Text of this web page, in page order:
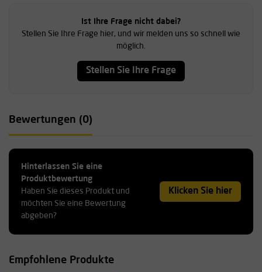
Ist Ihre Frage nicht dabei?
Stellen Sie Ihre Frage hier, und wir melden uns so schnell wie
möglich.
Stellen Sie Ihre Frage
Bewertungen (0)
Hinterlassen Sie eine
Produktbewertung
Haben Sie dieses Produkt und
möchten Sie eine Bewertung
abgeben?
Klicken Sie hier
Empfohlene Produkte